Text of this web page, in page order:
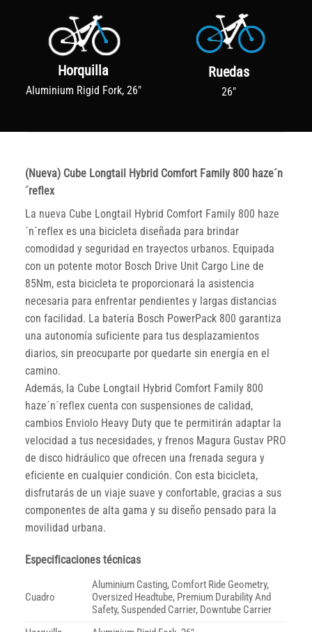
Horquilla
Aluminium Rigid Fork, 26"
Ruedas
26"
(Nueva) Cube Longtail Hybrid Comfort Family 800 haze´n
´reflex
La nueva Cube Longtail Hybrid Comfort Family 800 haze
´n´reflex es una bicicleta diseñada para brindar
comodidad y seguridad en trayectos urbanos. Equipada
con un potente motor Bosch Drive Unit Cargo Line de
85Nm, esta bicicleta te proporcionará la asistencia
necesaria para enfrentar pendientes y largas distancias
con facilidad. La batería Bosch PowerPack 800 garantiza
una autonomía suficiente para tus desplazamientos
diarios, sin preocuparte por quedarte sin energía en el
camino.
Además, la Cube Longtail Hybrid Comfort Family 800
haze´n´reflex cuenta con suspensiones de calidad,
cambios Enviolo Heavy Duty que te permitirán adaptar la
velocidad a tus necesidades, y frenos Magura Gustav PRO
de disco hidráulico que ofrecen una frenada segura y
eficiente en cualquier condición. Con esta bicicleta,
disfrutarás de un viaje suave y confortable, gracias a sus
componentes de alta gama y su diseño pensado para la
movilidad urbana.
Especificaciones técnicas
Cuadro
Aluminium Casting, Comfort Ride Geometry,
Oversized Headtube, Premium Durability And
Safety, Suspended Carrier, Downtube Carrier